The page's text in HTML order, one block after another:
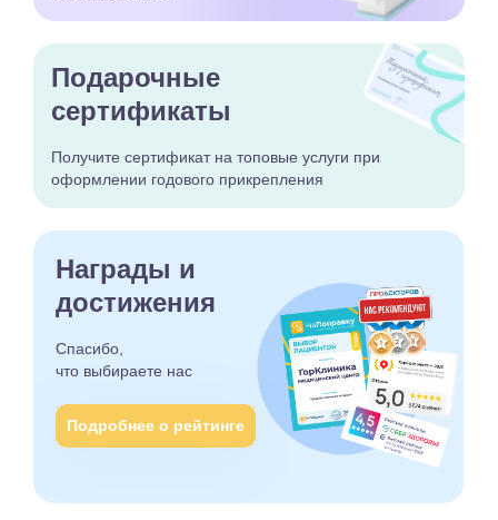
Подарочные
сертификаты
Получите сертификатна топовые услуги при
оформлении годового прикрепления
Награды и
достижения
Спасибо,
что выбираете нас
Подробнее о рейтинге